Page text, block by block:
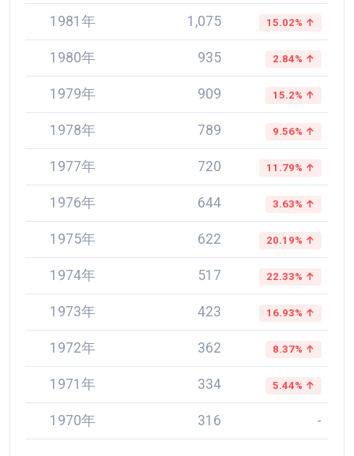
1981年 1,075 15.02% ↑
1980年 935 2.84% ↑
1979年 909 15.2% ↑
1978年 789 9.56% ↑
1977年 720 11.79% ↑
1976年 644 3.63% ↑
1975年 622 20.19% ↑
1974年 517 22.33% ↑
1973年 423 16.93% ↑
1972年 362 8.37% ↑
1971年 334 5.44% ↑
1970年 316 -